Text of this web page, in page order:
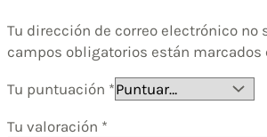
Tu dirección de correo electrónico no
campos obligatorios están marcados
Tu puntuación *
Tu valoración *